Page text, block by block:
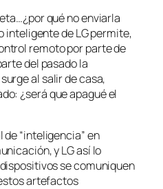
qué no enviarla
inteligente de LG permite,
remoto por parte de
del pasado la
al salir de casa,
¿será que apagué el
“inteligencia” en
y LG así lo
se comuniquen
artefactos